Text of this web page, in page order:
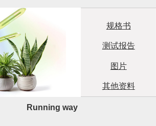
规格书
测试报告
图片
其他资料
Running way